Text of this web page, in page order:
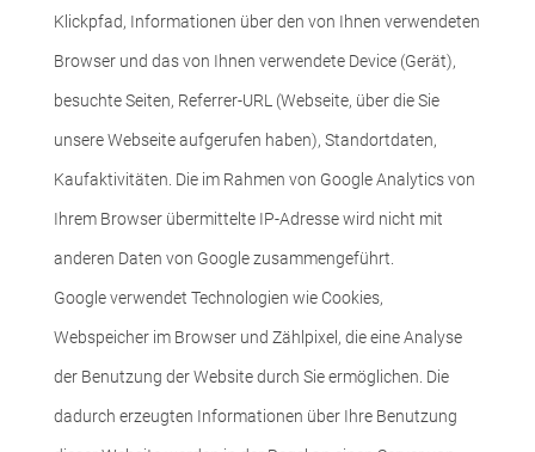
Klickpfad, Informationen über den von Ihnen verwendeten
Browser und das von Ihnen verwendete Device (Gerät),
besuchte Seiten, Referrer-URL (Webseite, über die Sie
unsere Webseite aufgerufen haben), Standortdaten,
Kaufaktivitäten. Die im Rahmen von Google Analytics von
Ihrem Browser übermittelte IP-Adresse wird nicht mit
anderen Daten von Google zusammengeführt.
Google verwendet Technologien wie Cookies,
Webspeicher im Browser und Zählpixel, die eine Analyse
der Benutzung der Website durch Sie ermöglichen. Die
dadurch erzeugten Informationen über Ihre Benutzung